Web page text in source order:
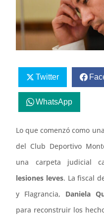
Twitter
WhatsApp
Lo que comenzó como
del Club Deportivo
una carpeta judicial
lesiones leves. La fiscal
y Flagrancia, Daniela
para reconstruir los